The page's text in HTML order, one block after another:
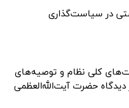
در سیاست‌گذاری
کلی نظام و توصیه‌های
حضرت آیت‌الله‌العظمی